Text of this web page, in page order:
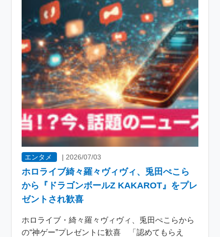
エンタメ | 2026/07/03
ホロライブ綺々羅々ヴィヴィ、兎田ぺこら
から『ドラゴンボールZ KAKAROT』をプレ
ゼントされ歓喜
ホロライブ・綺々羅々ヴィヴィ、兎田ぺこらから
の“神ゲー”プレゼントに歓喜 「認めてもらえ